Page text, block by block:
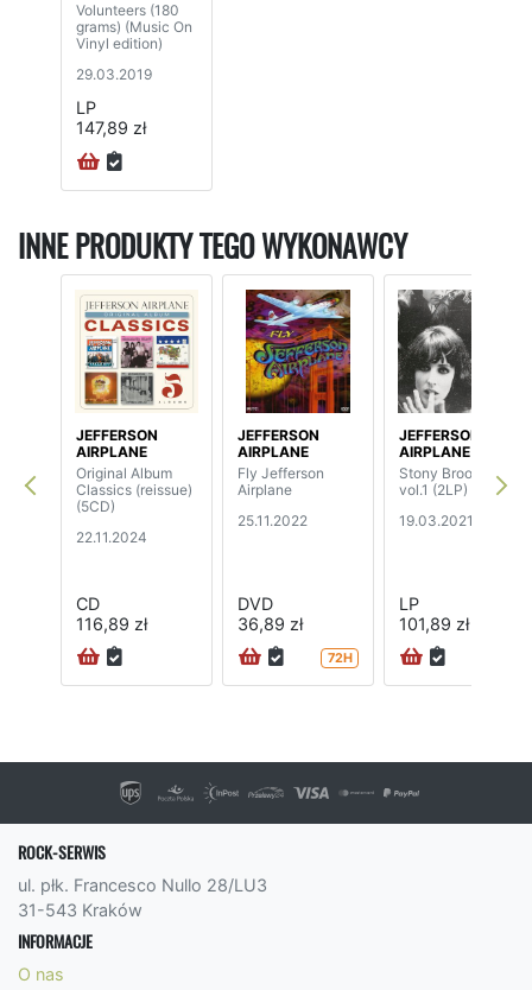
Volunteers (180
grams) (Music On
Vinyl edition)
29.03.2019
LP
147,89 zł
INNE PRODUKTY TEGO WYKONAWCY
JEFFERSON
AIRPLANE
Original Album
Classics (reissue)
(5CD)
22.11.2024
CD
116,89 zł
JEFFERSON
AIRPLANE
Fly Jefferson
Airplane
25.11.2022
DVD
36,89 zł
72H
JEFFERSON
AIRPLANE
Stony Brook 1970
vol.1 (2LP)
19.03.2021
LP
101,89 zł
ROCK-SERWIS
ul. płk. Francesco Nullo 28/LU3
31-543 Kraków
INFORMACJE
O nas